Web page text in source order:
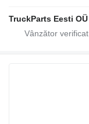
TruckParts Eesti OÜ